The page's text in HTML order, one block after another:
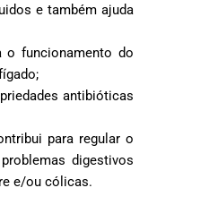
e também ajuda
funcionamento do
antibióticas
para regular o
digestivos
e/ou cólicas.